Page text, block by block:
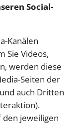
Social-
Kanälen
Sie Videos,
werden diese
Seiten der
auch Dritten
den jeweiligen